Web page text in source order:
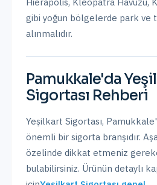
gibi yoğun bölgelerde park ve
alınmalıdır.
Pamukkale'da
Sigortası Rehberi
Yeşilkart Sigortası, Pamukkale
önemli bir sigorta branşıdır.
özelinde dikkat etmeniz
bulabilirsiniz. Ürünün detaylı